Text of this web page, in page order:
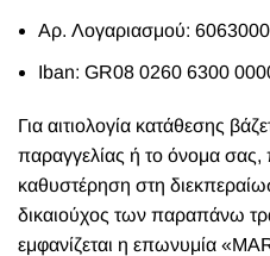
Αρ. Λογαριασμού:
Iban: GR08 0260 6300
Για αιτιολογία κατάθεσης
παραγγελίας ή το όνομα σας,
καθυστέρηση στη
δικαιούχος των παραπάνω
εμφανίζεται η επωνυμία